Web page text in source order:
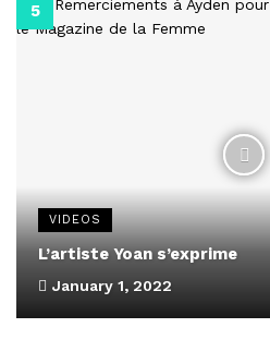
VIDEOS
L’artiste Yoan s’exprime
January 1, 2022